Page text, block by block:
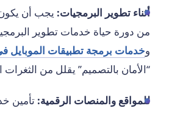
أثناء تطوير البرمجيات: يجب أن يكون
من دورة حياة خدمات تطوير
وخدمات برمجة تطبيقات الموبايل
“الأمان بالتصميم” يقلل من الثغرات
للمواقع والمنصات الرقمية: تأمين